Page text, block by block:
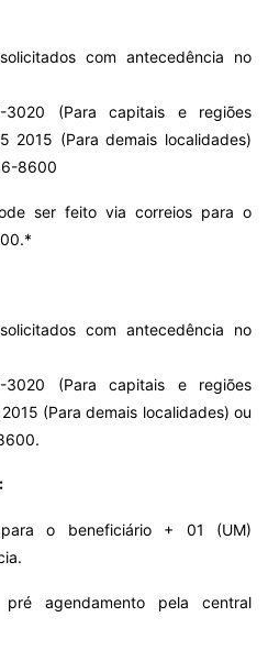
com antecedência no
(Para capitais e regiões
2015 (Para demais localidades)
8600
ser feito via correios para o
com antecedência no
(Para capitais e regiões
(Para demais localidades) ou
o beneficiário + 01 (UM)
agendamento pela central